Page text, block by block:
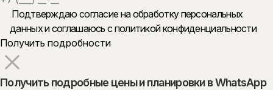
Подтверждаю согласие на обработку персональных
данных исоглашаюсь с политикой конфиденциальности
Получить подробные цены и планировки в WhatsApp